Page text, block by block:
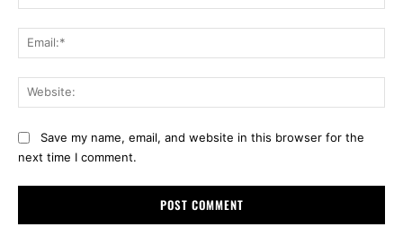
Save my name, email, and website in this browser for the
next time I comment.